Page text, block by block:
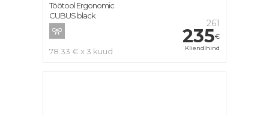
261
235€
Kliendihind
78.33 € x 3 kuud
Töötool Ergonomic
CUBUS black